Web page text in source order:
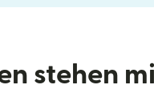
stehen